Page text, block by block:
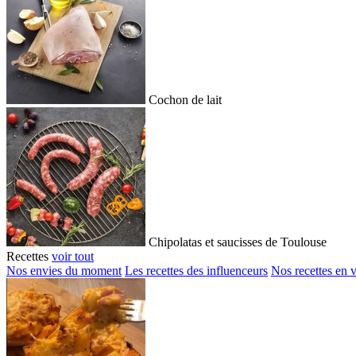
Cochon de lait
Chipolatas et saucisses de Toulouse
Recettes voir tout
Nos envies du moment Les recettes des influenceurs Nos recettes en